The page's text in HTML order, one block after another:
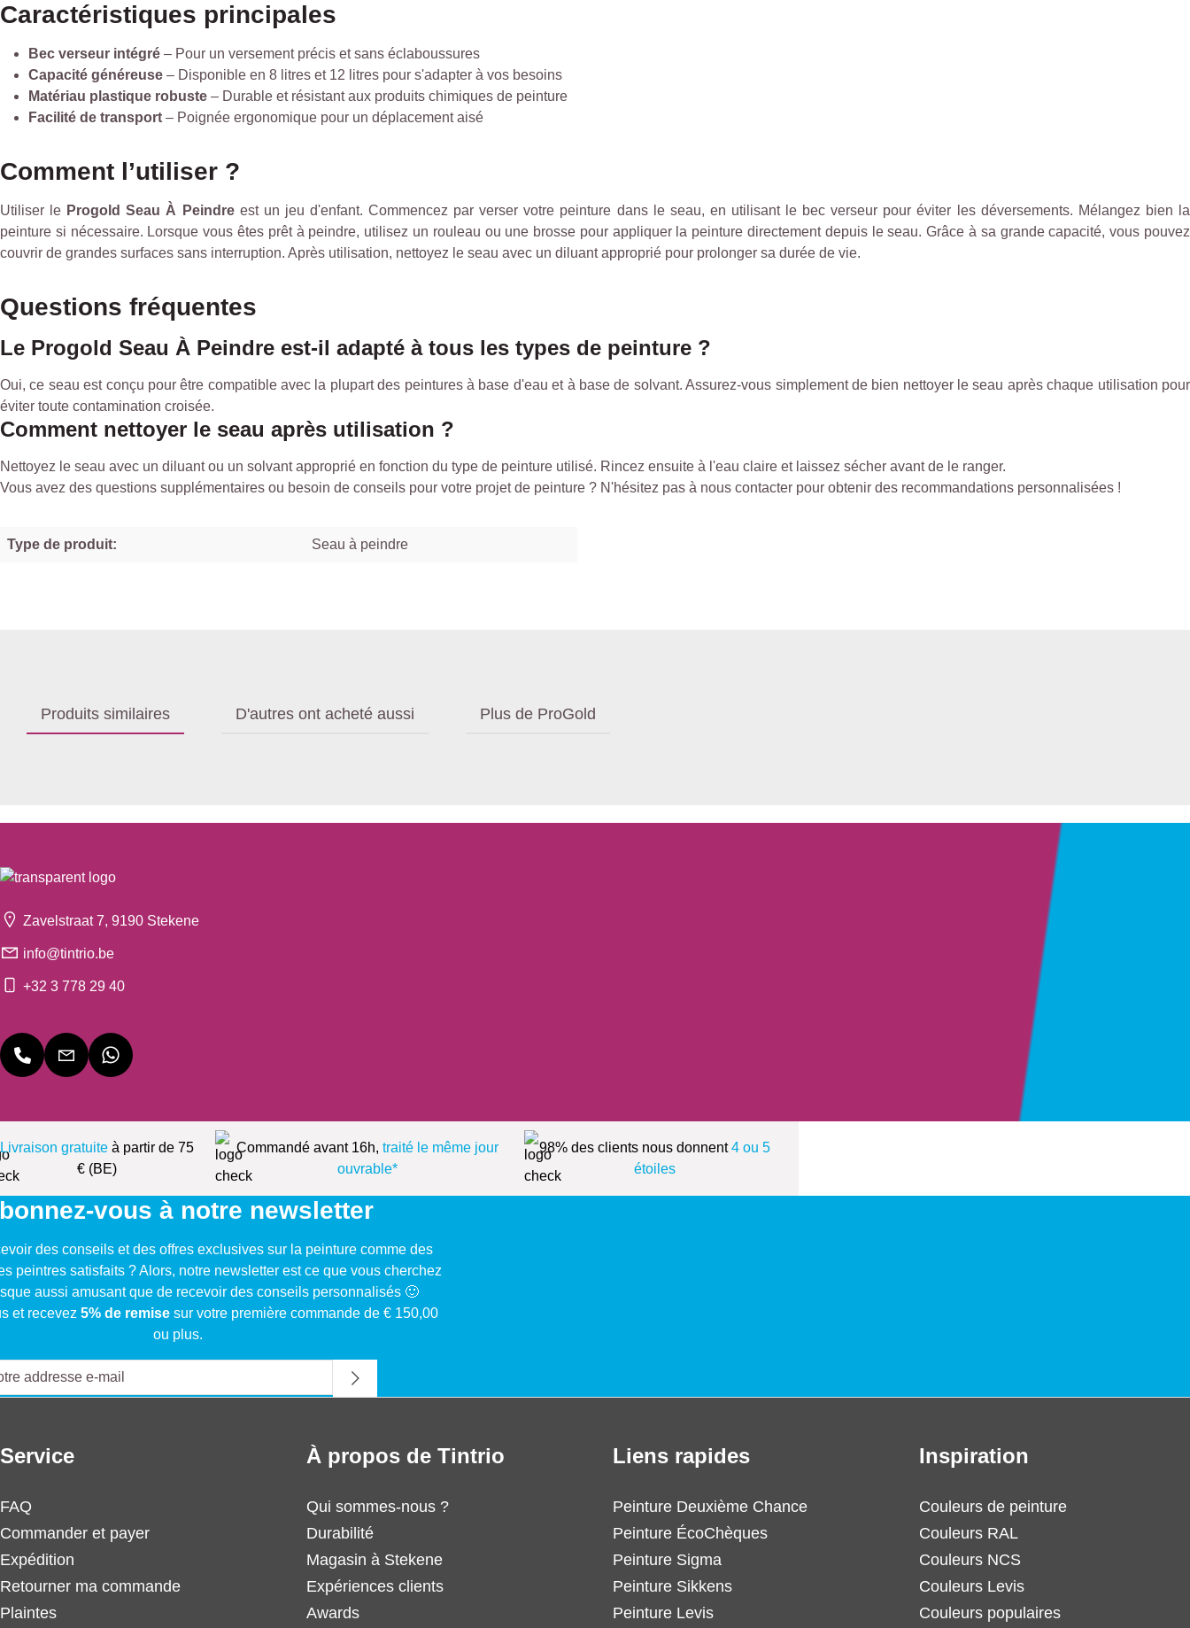
Caractéristiques principales
Bec verseur intégré – Pour un versement précis et sans éclaboussures
Capacité généreuse – Disponible en 8 litres et 12 litres pour s'adapter à vos besoins
Matériau plastique robuste – Durable et résistant aux produits chimiques de peinture
Facilité de transport – Poignée ergonomique pour un déplacement aisé
Comment l’utiliser ?
Utiliser le Progold Seau À Peindreest un jeu d'enfant. Commencez par verser votre peinture dans le seau, en utilisant le bec verseur pour éviter les déversements. Mélangez bien la
peinture si nécessaire. Lorsque vous êtes prêt à peindre, utilisez un rouleau ou une brosse pour appliquer la peinture directement depuis le seau. Grâce à sa grande capacité, vous pouvez
couvrir de grandes surfaces sans interruption. Après utilisation, nettoyez le seau avec un diluant approprié pour prolonger sa durée de vie.
Questions fréquentes
Le Progold Seau À Peindre est-il adapté à tous les types de peinture ?
Oui, ce seau est conçu pour être compatible avec la plupart des peintures à base d'eau et à base de solvant. Assurez-vous simplement de bien nettoyer le seau après chaque utilisation pour
éviter toute contamination croisée.
Comment nettoyer le seau après utilisation ?
Nettoyez le seau avec un diluant ou un solvant approprié en fonction du type de peinture utilisé. Rincez ensuite à l'eau claire et laissez sécher avant de le ranger.
Vous avez des questions supplémentaires ou besoin de conseils pour votre projet de peinture ? N'hésitez pas à nous contacter pour obtenir des recommandations personnalisées !
Type de produit: Seau à peindre
Produits similaires D'autres ont acheté aussi Plus de ProGold
Zavelstraat 7, 9190 Stekene
info@tintrio.be
+32 3 778 29 40
Livraison gratuiteà partir de 75
€ (BE)
Commandé avant 16h, traité le même jour
ouvrable*
98% des clients nous donnent4 ou 5
étoiles
vous à notre newsletter
des conseils et des offres exclusives sur la peinture comme des
peintres satisfaits ? Alors, notre newsletter est ce que vous cherchez
aussi amusant que de recevoir des conseils personnalisés 🙂
et recevez 5% de remisesur votre première commande de € 150,00
ou plus.
Service
FAQ
Commander et payer
Expédition
Retourner ma commande
Plaintes
À propos de Tintrio
Qui sommes-nous ?
Durabilité
Magasin à Stekene
Expériences clients
Awards
Liens rapides
Peinture Deuxième Chance
Peinture ÉcoChèques
Peinture Sigma
Peinture Sikkens
Peinture Levis
Inspiration
Couleurs de peinture
Couleurs RAL
Couleurs NCS
Couleurs Levis
Couleurs populaires